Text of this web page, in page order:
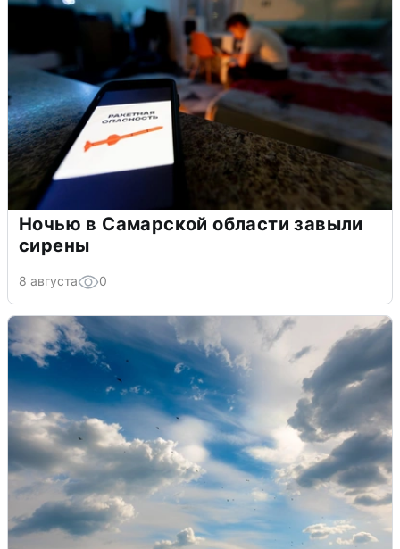
Ночью в Самарской области завыли
сирены
8 августа 0